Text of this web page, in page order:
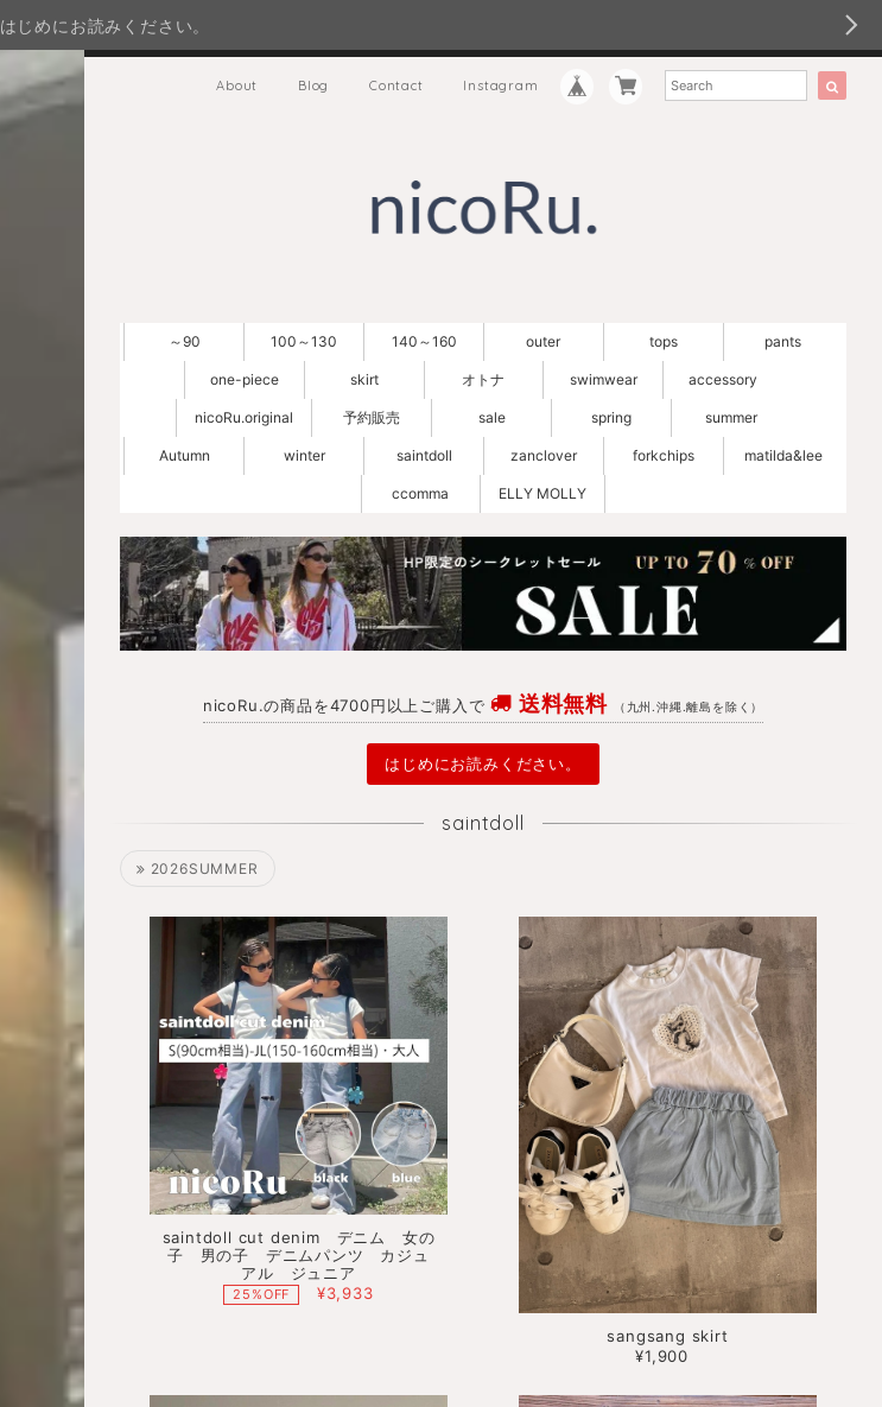
はじめにお読みください。
About Blog Contact Instagram
～90 100～130 140～160 outer tops pants
one-piece skirt オトナ swimwear accessory
nicoRu.original 予約販売 sale spring summer
Autumn winter saintdoll zanclover forkchips matilda&lee
ccomma ELLY MOLLY
nicoRu.の商品を4700円以上ご購入で 送料無料 （九州.沖縄.離島を除く）
はじめにお読みください。
saintdoll
2026SUMMER
saintdoll cut denim デニム 女の
子 男の子 デニムパンツ カジュ
アル ジュニア
25%OFF ¥3,933
sangsang skirt
¥1,900